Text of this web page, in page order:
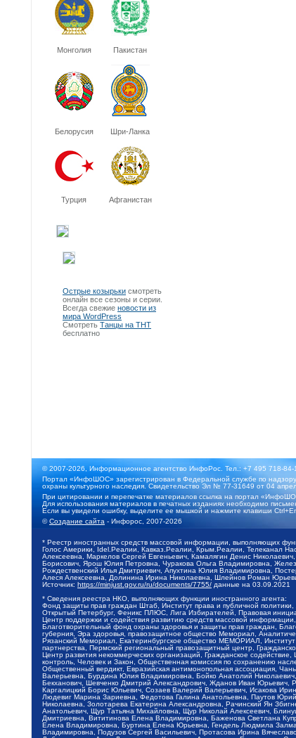
Монголия Пакистан
Белорусия Шри-Ланка
Турция Афганистан
Острые козырьки смотреть
онлайн все сезоны и серии.
Всегда свежие новости из
мира WordPress
Смотреть Танцы на ТНТ
бесплатно
© 2007-2026, Информационное агентство ИнфоРос. Тел.: +7 495 718-84-
Портал «ИнфоШОС» зарегистрирован в Федеральной службе по
охраны культурного наследия. Свидетельство Эл № 77-31649 от 04
При цитировании и перепечатке материалов ссылка на портал
Для использования материалов в печатных изданиях необходимо
Если вы увидели ошибку, выделите ее мышкой и нажмите клавиши
©Создание сайта - Инфорос, 2007-2026
* Реестр иностранных средств массовой информации, выполняющих
Голос Америки, Idel.Реалии, Кавказ.Реалии, Крым.Реалии, Телеканал
Алексеевна, Маркелов Сергей Евгеньевич, Камалягин Денис
Борисович, Ярош Юлия Петровна, Чуракова Ольга Владимировна,
Рождественский Илья Дмитриевич, Апухтина Юлия Владимировна,
Алеся Алексеевна, Долинина Ирина Николаевна, Шлейнов Роман
Источник: https://minjust.gov.ru/ru/documents/7755/ данные на 03.09.2021
* Сведения реестра НКО, выполняющих функции иностранного агента:
Фонд защиты прав граждан Штаб, Институт права и публичной
Открытый Петербург, Феникс ПЛЮС, Лига Избирателей, Правовая
Центр поддержки и содействия развитию средств массовой
Благотворительный фонд охраны здоровья и защиты прав граждан,
губерния, Эра здоровья, правозащитное общество Мемориал,
Рязанский Мемориал, Екатеринбургское общество МЕМОРИАЛ, Институт
партнерства, Пермский региональный правозащитный центр,
Центр развития некоммерческих организаций, Гражданское
контроль, Человек и Закон, Общественная комиссия по сохранению
Общественный вердикт, Евразийская антимонопольная ассоциация,
Валерьевна, Бурдина Юлия Владимировна, Бойко Анатолий
Бекханович, Шевченко Дмитрий Александрович, Жданов Иван Юрьевич,
Каргалицкий Борис Юльевич, Созаев Валерий Валерьевич, Исакова
Людевиг Марина Зариевна, Федотова Галина Анатольевна, Паутов
Николаевна, Золотарева Екатерина Александровна, Рачинский Ян
Анатольевич, Щур Татьяна Михайловна, Щур Николай Алексеевич,
Дмитриевна, Вититинова Елена Владимировна, Баженова Светлана
Елена Владимировна, Буртина Елена Юрьевна, Гендель Людмила
Владимировна, Подузов Сергей Васильевич, Протасова Ирина